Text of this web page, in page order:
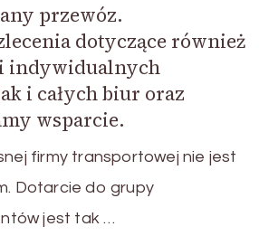
przewóz.
dotyczące również
indywidualnych
i całych biur oraz
wsparcie.
firmy transportowej nie jest
Dotarcie do grupy
jest tak …